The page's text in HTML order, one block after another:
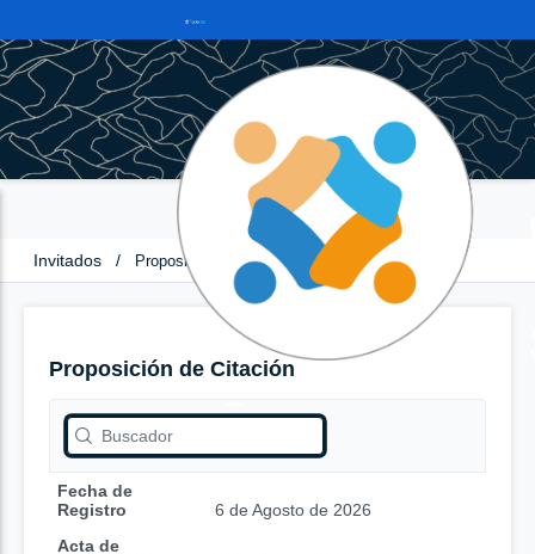
Invitados / Proposición de Citación
Proposición de Citación
Fecha de
Registro
6 de Agosto de 2026
Acta de